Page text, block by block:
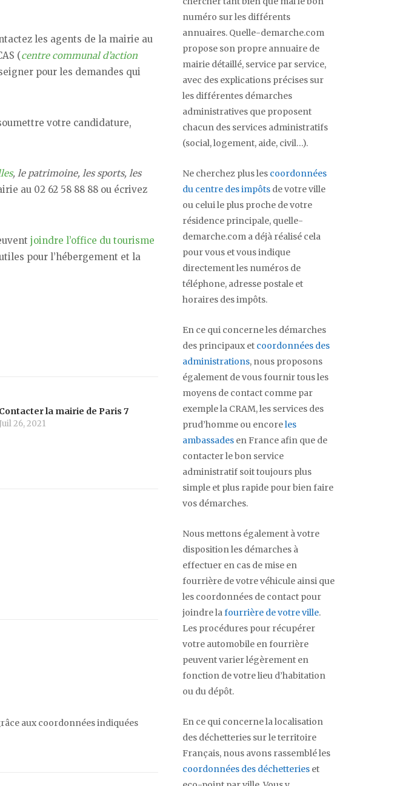
les agents de la mairie au
(centre communal d’action
pour les demandes qui
votre candidature,
, le patrimoine, les sports, les
au 02 62 58 88 88 ou écrivez
joindre l’office du tourisme
pour l’hébergement et la
Contacter la mairie de Paris 7
Juil 26, 2021
aux coordonnées indiquées
numéro sur les différents
annuaires. Quelle-demarche.com
propose son propre annuaire de
mairie détaillé, service par service,
avec des explications précises sur
les différentes démarches
administratives que proposent
chacun des services administratifs
(social, logement, aide, civil…).
Ne cherchez plus les coordonnées
du centre des impôts de votre ville
ou celui le plus proche de votre
résidence principale, quelle-
demarche.com a déjà réalisé cela
pour vous et vous indique
directement les numéros de
téléphone, adresse postale et
horaires des impôts.
En ce qui concerne les démarches
des principaux et coordonnées des
administrations, nous proposons
également de vous fournir tous les
moyens de contact comme par
exemple la CRAM, les services des
prud’homme ou encoreles
ambassades en France afin que de
contacter le bon service
administratif soit toujours plus
simple et plus rapide pour bien faire
vos démarches.
Nous mettons également à votre
disposition les démarches à
effectuer en cas de mise en
fourrière de votre véhicule ainsi que
les coordonnées de contact pour
joindre lafourrière de votre ville.
Les procédures pour récupérer
votre automobile en fourrière
peuvent varier légèrement en
fonction de votre lieu d’habitation
ou du dépôt.
En ce qui concerne la localisation
des déchetteries sur le territoire
Français, nous avons rassemblé les
coordonnées des déchetteries et